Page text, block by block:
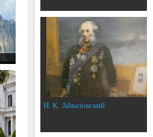
И. К. Айвазовский